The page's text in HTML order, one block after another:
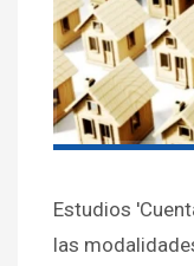
Estudios
las